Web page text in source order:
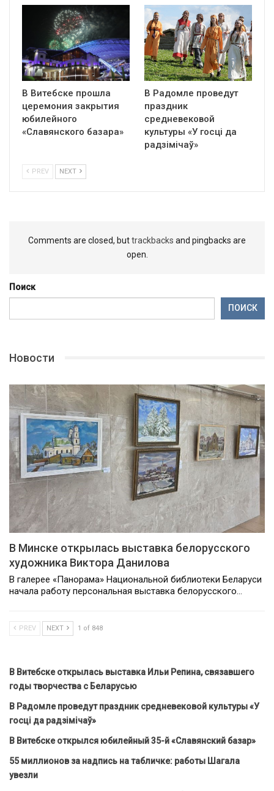
В Витебске прошла
церемония закрытия
юбилейного
«Славянского базара»
В Радомле проведут
праздник
средневековой
культуры «У госці да
радзімічаў»
PREV NEXT
Comments are closed, buttrackbacks and pingbacks are
open.
Поиск
ПОИСК
Новости
В Минске открылась выставка белорусского
художника Виктора Данилова
В галерее «Панорама» Национальной библиотеки Беларуси
начала работу персональная выставка белорусского…
PREV NEXT 1 of 848
В Витебске открылась выставка Ильи Репина, связавшего
годы творчества с Беларусью
В Радомле проведут праздник средневековой культуры «У
госці да радзімічаў»
В Витебске открылся юбилейный 35-й «Славянский базар»
55 миллионов за надпись на табличке: работы Шагала
увезли